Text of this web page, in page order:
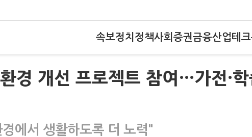
속보정치 정책사회 증권금융산업테크
경 개선 프로젝트 참여…가전·학
에서 생활하도록 더 노력"